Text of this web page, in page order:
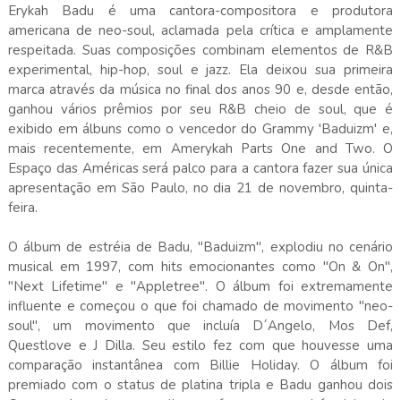
Erykah Badu é uma cantora-compositora e produtora
americana de neo-soul, aclamada pela crítica e amplamente
respeitada. Suas composições combinam elementos de R&B
experimental, hip-hop, soul e jazz. Ela deixou sua primeira
marca através da música no final dos anos 90 e, desde então,
ganhou vários prêmios por seu R&B cheio de soul, que é
exibido em álbuns como o vencedor do Grammy 'Baduizm' e,
mais recentemente, em Amerykah Parts One and Two. O
Espaço das Américas será palco para a cantora fazer sua única
apresentação em São Paulo, no dia 21 de novembro, quinta-
feira.
O álbum de estréia de Badu, "Baduizm", explodiu no cenário
musical em 1997, com hits emocionantes como "On & On",
"Next Lifetime" e "Appletree". O álbum foi extremamente
influente e começou o que foi chamado de movimento "neo-
soul", um movimento que incluía D´Angelo, Mos Def,
Questlove e J Dilla. Seu estilo fez com que houvesse uma
comparação instantânea com Billie Holiday. O álbum foi
premiado com o status de platina tripla e Badu ganhou dois